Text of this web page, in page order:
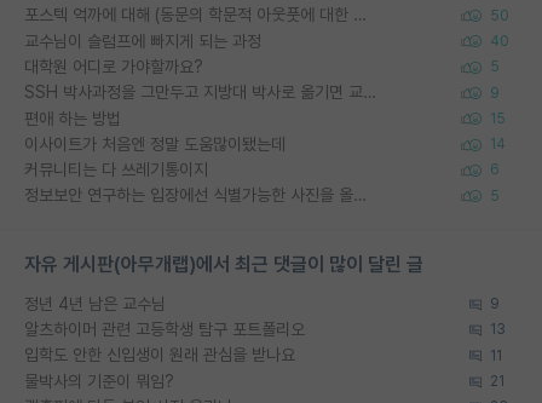
포스텍 억까에 대해 (동문의 학문적 아웃풋에 대한 반박) 50
교수님이 슬럼프에 빠지게 되는 과정 40
대학원 어디로 가야할까요? 5
SSH 박사과정을 그만두고 지방대 박사로 옮기면 교수의 꿈은 끝일까요? 9
편애 하는 방법 15
이사이트가 처음엔 정말 도움많이됐는데 14
커뮤니티는 다 쓰레기통이지 6
정보보안 연구하는 입장에선 식별가능한 사진을 올리는건 비추이긴함 5
자유 게시판(아무개랩)에서 최근 댓글이 많이 달린 글
정년 4년 남은 교수님 9
알츠하이머 관련 고등학생 탐구 포트폴리오 13
입학도 안한 신입생이 원래 관심을 받나요 11
물박사의 기준이 뭐임? 21